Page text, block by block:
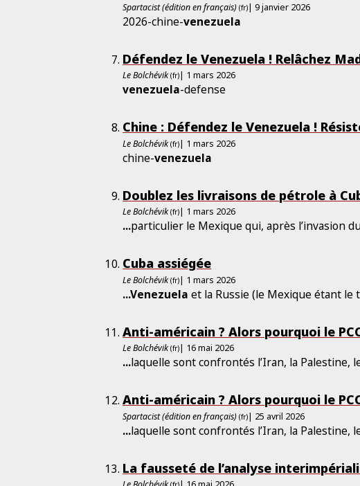
Spartacist (édition en français) (fr)| 9 janvier 2026
2026-chine-venezuela
Défendez le Venezuela ! Relâchez
Le Bolchévik (fr)| 1 mars 2026
venezuela-defense
Chine : Défendez le Venezuela !
Le Bolchévik (fr)| 1 mars 2026
chine-venezuela
Doublez les livraisons de pétrole à
Le Bolchévik (fr)| 1 mars 2026
...particulier le Mexique qui, après l’invasion
Cuba assiégée
Le Bolchévik (fr)| 1 mars 2026
...Venezuela et la Russie (le Mexique étant
Anti-américain ? Alors pourquoi le
Le Bolchévik (fr)| 16 mai 2026
...laquelle sont confrontés l’Iran, la Palestine,
Anti-américain ? Alors pourquoi le
Spartacist (édition en français) (fr)| 25 avril 2026
...laquelle sont confrontés l’Iran, la Palestine,
La fausseté de l’analyse